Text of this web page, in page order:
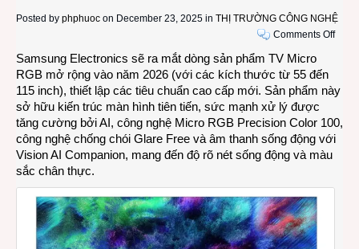
Posted by phphuoc on December 23, 2025 in THỊ TRƯỜNG CÔNG NGHỆ
Comments Offon
dòng
Micro
RGB
Samsung Electronics sẽ ra mắt dòng sản phẩm TV Micro
RGB mở rộng vào năm 2026 (với các kích thước từ 55 đến
115 inch), thiết lập các tiêu chuẩn cao cấp mới. Sản phẩm này
sở hữu kiến ​​trúc màn hình tiên tiến, sức mạnh xử lý được
tăng cường bởi AI, công nghệ Micro RGB Precision Color 100,
công nghệ chống chói Glare Free và âm thanh sống động với
Vision AI Companion, mang đến độ rõ nét sống động và màu
sắc chân thực.